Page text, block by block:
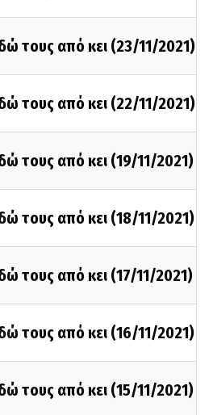
τους από κει (23/11/2021)
τους από κει (22/11/2021)
τους από κει (19/11/2021)
τους από κει (18/11/2021)
τους από κει (17/11/2021)
τους από κει (16/11/2021)
τους από κει (15/11/2021)